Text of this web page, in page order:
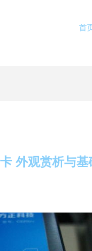
首
外观赏析与基